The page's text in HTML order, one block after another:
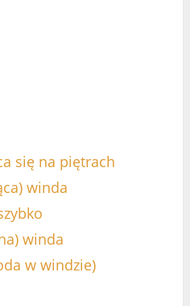
się na piętrach
winda
winda
w windzie)